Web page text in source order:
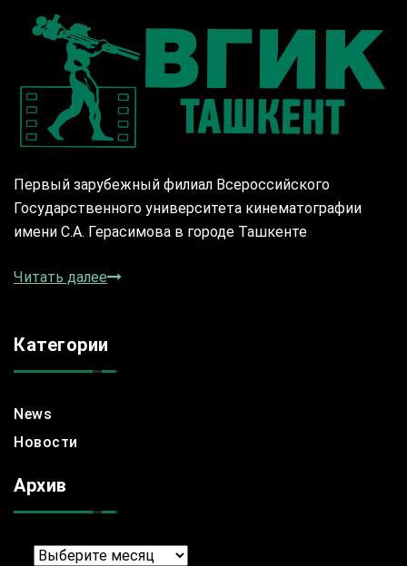
Первый зарубежный филиал Всероссийского
Государственного университета кинематографии
имени С.А. Герасимова в городе Ташкенте
Читать далее
Категории
News
Новости
Архив
Архив